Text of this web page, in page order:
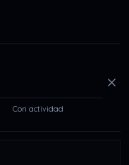
Con actividad